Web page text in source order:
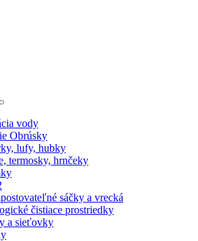
vody
Obrúsky
lufy, hubky
termosky, hrnčeky
sáčky a vrecká
čistiace prostriedky
a sieťovky